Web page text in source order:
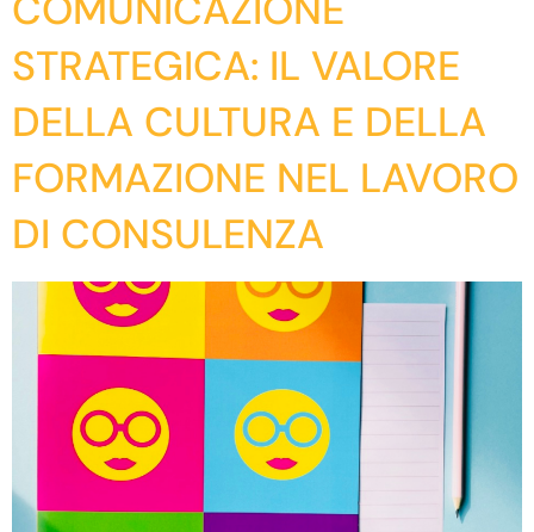
STRATEGICA: IL VALORE
DELLA CULTURA E DELLA
FORMAZIONE NEL LAVORO
DI CONSULENZA